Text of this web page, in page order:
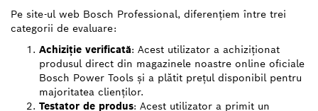
Pe site-ul web Bosch Professional, diferențiem între trei
categorii de evaluare:
Achiziție verificată: Acest utilizator a achiziționat
produsul direct din magazinele noastre online oficiale
Bosch Power Tools și a plătit prețul disponibil pentru
majoritatea clienților.
Testator de produs: Acest utilizator a primit un